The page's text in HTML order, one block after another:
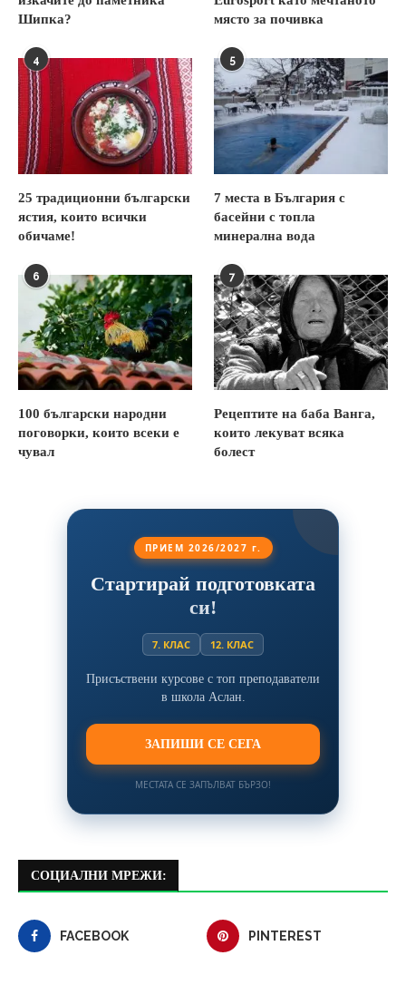
Шипка?
място за почивка
4
25 традиционни български
ястия, които всички
обичаме!
5
7 места в България с
басейни с топла
минерална вода
6
100 български народни
поговорки, които всеки е
чувал
7
Рецептите на баба Ванга,
които лекуват всяка
болест
ПРИЕМ 2026/2027 г.
Стартирай подготовката
си!
7. КЛАС 12. КЛАС
Присъствени курсове с топ преподаватели
в школа Аслан.
ЗАПИШИ СЕ СЕГА
МЕСТАТА СЕ ЗАПЪЛВАТ БЪРЗО!
СОЦИАЛНИ МРЕЖИ:
FACEBOOK PINTEREST